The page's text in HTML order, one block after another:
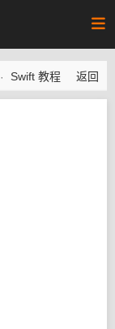
· Swift 教程 返回